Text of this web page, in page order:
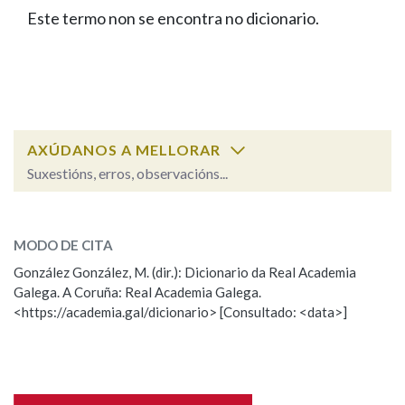
FIGURAS HOMENAXEADAS
PORTAL DAS PALABRAS
Facebook
TwitterYoutubeInstagram
Bluesky
BUSCAR NOS LEMAS
Remata por
BUSCAR NO CONTIDO
Nas definicións
Este termo non se encontra no dicionario.
AXÚDANOS A MELLORAR
Suxestións, erros, observacións...
Observación
Nome
MODO DE CITA
González González, M. (dir.): Dicionario da Real Academia
Galega. A Coruña: Real Academia Galega.
<https://academia.gal/dicionario> [Consultado: <data>]